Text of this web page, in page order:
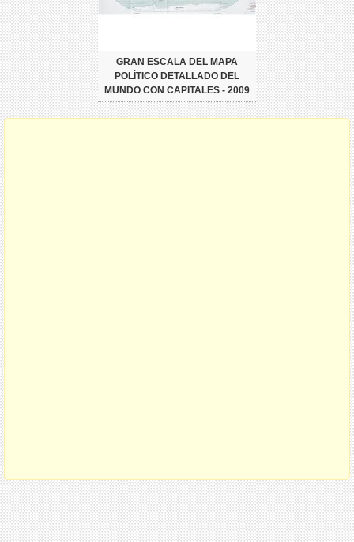
GRAN ESCALA DEL MAPA
POLÍTICO DETALLADO DEL
MUNDO CON CAPITALES - 2009